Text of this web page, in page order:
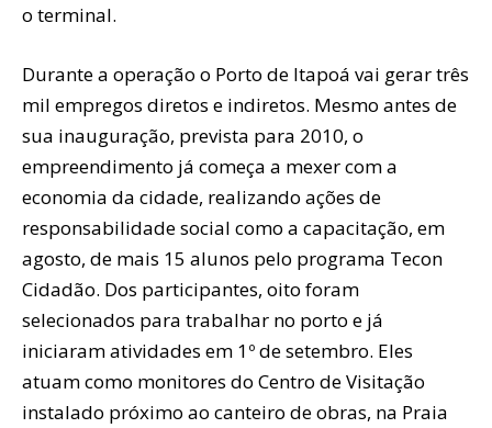
o terminal.
Durante a operação o Porto de Itapoá vai gerar três
mil empregos diretos e indiretos. Mesmo antes de
sua inauguração, prevista para 2010, o
empreendimento já começa a mexer com a
economia da cidade, realizando ações de
responsabilidade social como a capacitação, em
agosto, de mais 15 alunos pelo programa Tecon
Cidadão. Dos participantes, oito foram
selecionados para trabalhar no porto e já
iniciaram atividades em 1º de setembro. Eles
atuam como monitores do Centro de Visitação
instalado próximo ao canteiro de obras, na Praia